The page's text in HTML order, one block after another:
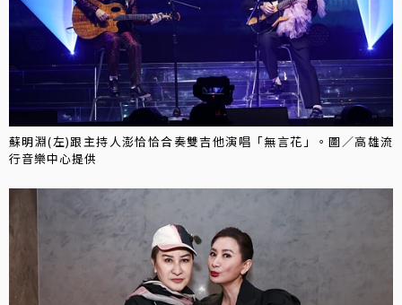
蘇明淵(左)跟主持人澎恰恰合奏雙吉他演唱「無言花」。圖／高雄流
行音樂中心提供